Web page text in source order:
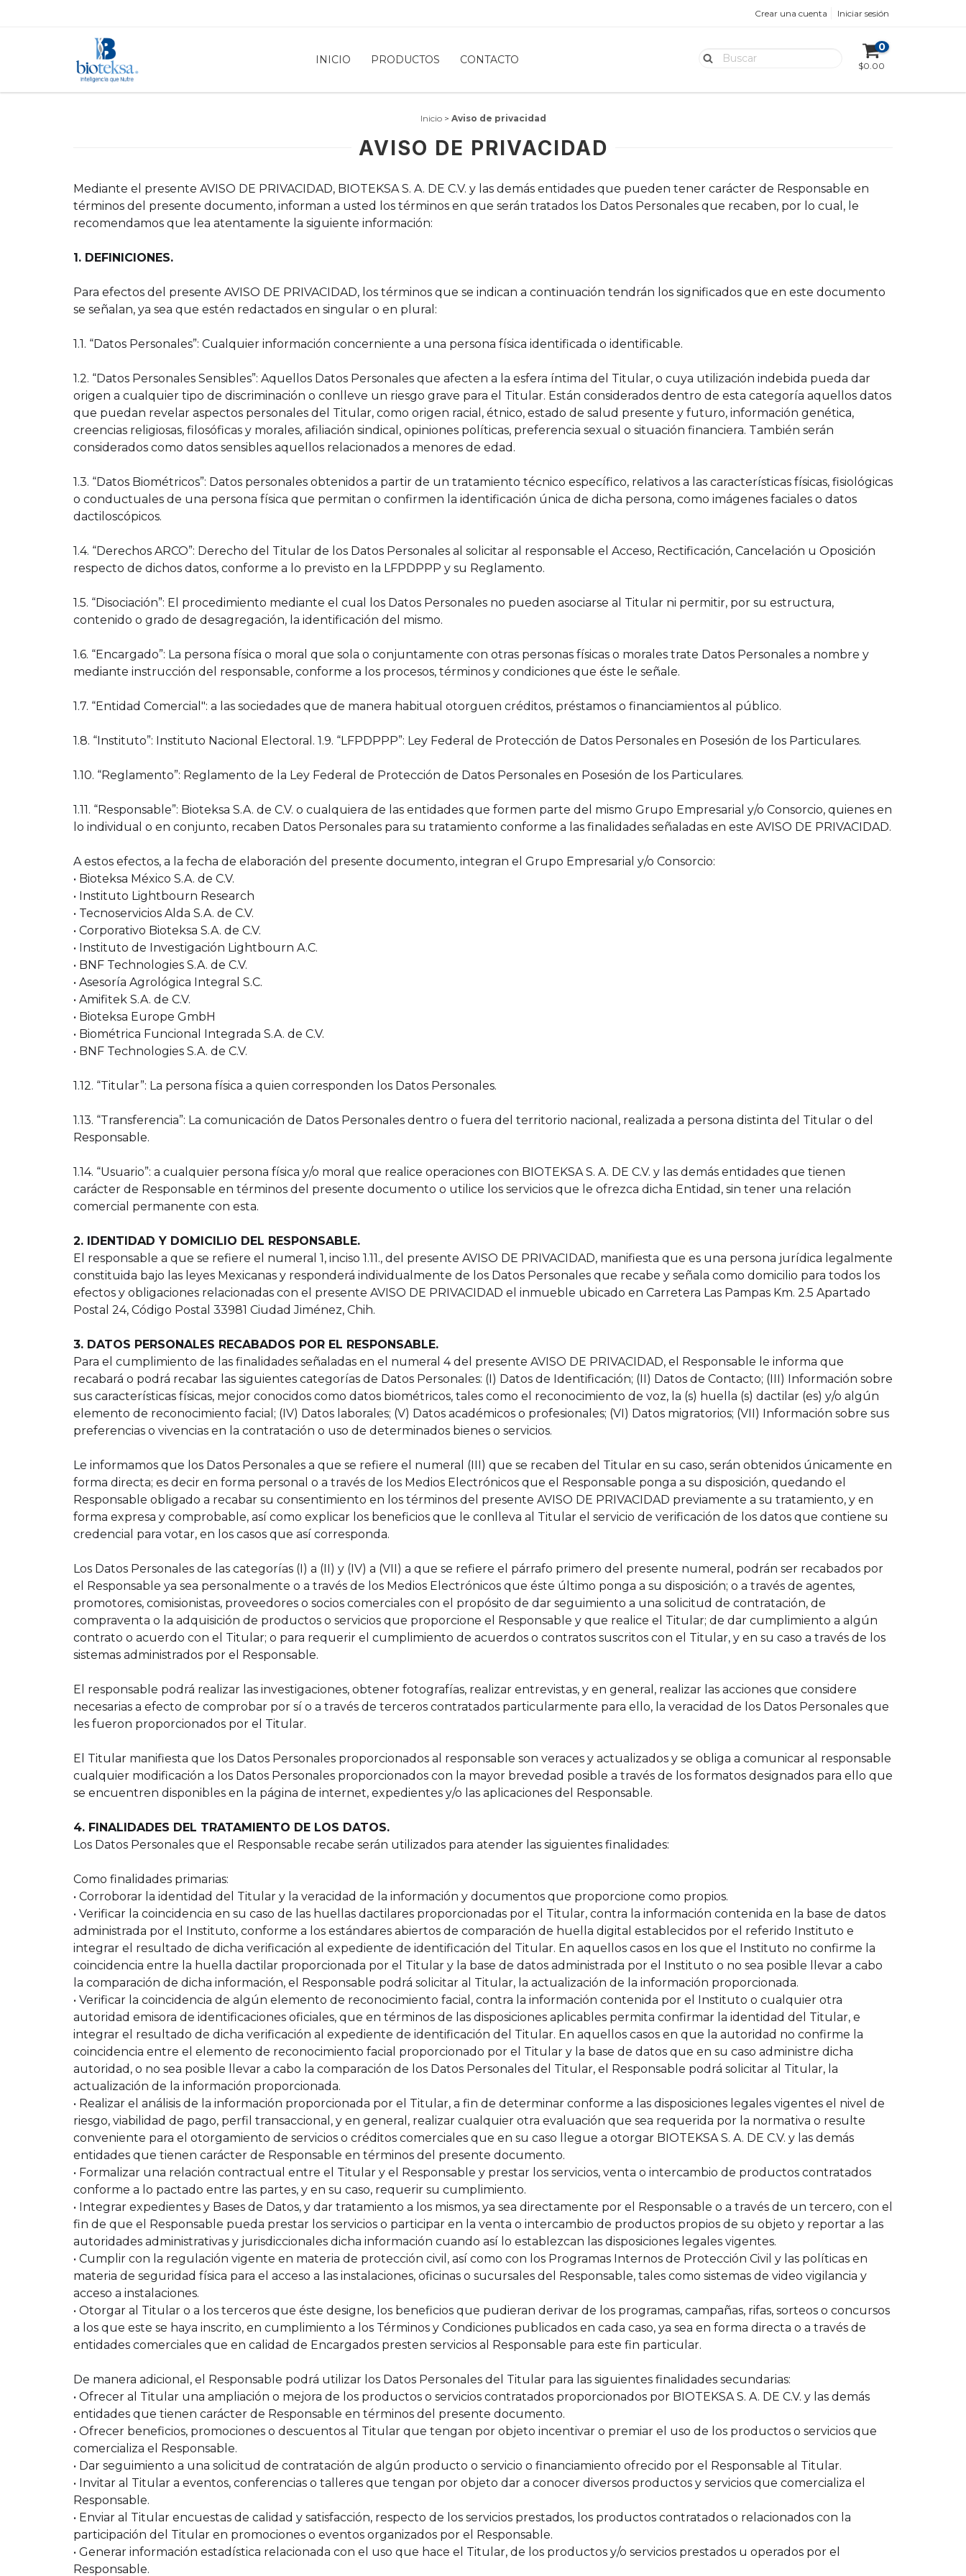
Crear una cuenta Iniciar sesión
INICIO PRODUCTOS CONTACTO
0
$0.00
Inicio > Aviso de privacidad
AVISO DE PRIVACIDAD
Mediante el presente AVISO DE PRIVACIDAD, BIOTEKSA S. A. DE C.V. y las demás entidades que pueden tener carácter de Responsable en
términos del presente documento, informan a usted los términos en que serán tratados los Datos Personales que recaben, por lo cual, le
recomendamos que lea atentamente la siguiente información:
1. DEFINICIONES.
Para efectos del presente AVISO DE PRIVACIDAD, los términos que se indican a continuación tendrán los significados que en este documento
se señalan, ya sea que estén redactados en singular o en plural:
1.1. “Datos Personales”: Cualquier información concerniente a una persona física identificada o identificable.
1.2. “Datos Personales Sensibles”: Aquellos Datos Personales que afecten a la esfera íntima del Titular, o cuya utilización indebida pueda dar
origen a cualquier tipo de discriminación o conlleve un riesgo grave para el Titular. Están considerados dentro de esta categoría aquellos datos
que puedan revelar aspectos personales del Titular, como origen racial, étnico, estado de salud presente y futuro, información genética,
creencias religiosas, filosóficas y morales, afiliación sindical, opiniones políticas, preferencia sexual o situación financiera. También serán
considerados como datos sensibles aquellos relacionados a menores de edad.
1.3. “Datos Biométricos”: Datos personales obtenidos a partir de un tratamiento técnico específico, relativos a las características físicas, fisiológicas
o conductuales de una persona física que permitan o confirmen la identificación única de dicha persona, como imágenes faciales o datos
dactiloscópicos.
1.4. “Derechos ARCO”: Derecho del Titular de los Datos Personales al solicitar al responsable el Acceso, Rectificación, Cancelación u Oposición
respecto de dichos datos, conforme a lo previsto en la LFPDPPP y su Reglamento.
1.5. “Disociación”: El procedimiento mediante el cual los Datos Personales no pueden asociarse al Titular ni permitir, por su estructura,
contenido o grado de desagregación, la identificación del mismo.
1.6. “Encargado”: La persona física o moral que sola o conjuntamente con otras personas físicas o morales trate Datos Personales a nombre y
mediante instrucción del responsable, conforme a los procesos, términos y condiciones que éste le señale.
1.7. “Entidad Comercial": a las sociedades que de manera habitual otorguen créditos, préstamos o financiamientos al público.
1.8. “Instituto”: Instituto Nacional Electoral. 1.9. “LFPDPPP”: Ley Federal de Protección de Datos Personales en Posesión de los Particulares.
1.10. “Reglamento”: Reglamento de la Ley Federal de Protección de Datos Personales en Posesión de los Particulares.
1.11. “Responsable”: Bioteksa S.A. de C.V. o cualquiera de las entidades que formen parte del mismo Grupo Empresarial y/o Consorcio, quienes en
lo individual o en conjunto, recaben Datos Personales para su tratamiento conforme a las finalidades señaladas en este AVISO DE PRIVACIDAD.
A estos efectos, a la fecha de elaboración del presente documento, integran el Grupo Empresarial y/o Consorcio:
• Bioteksa México S.A. de C.V.
• Instituto Lightbourn Research
• Tecnoservicios Alda S.A. de C.V.
• Corporativo Bioteksa S.A. de C.V.
• Instituto de Investigación Lightbourn A.C.
• BNF Technologies S.A. de C.V.
• Asesoría Agrológica Integral S.C.
• Amifitek S.A. de C.V.
• Bioteksa Europe GmbH
• Biométrica Funcional Integrada S.A. de C.V.
• BNF Technologies S.A. de C.V.
1.12. “Titular”: La persona física a quien corresponden los Datos Personales.
1.13. “Transferencia”: La comunicación de Datos Personales dentro o fuera del territorio nacional, realizada a persona distinta del Titular o del
Responsable.
1.14. “Usuario”: a cualquier persona física y/o moral que realice operaciones con BIOTEKSA S. A. DE C.V. y las demás entidades que tienen
carácter de Responsable en términos del presente documento o utilice los servicios que le ofrezca dicha Entidad, sin tener una relación
comercial permanente con esta.
2. IDENTIDAD Y DOMICILIO DEL RESPONSABLE.
El responsable a que se refiere el numeral 1, inciso 1.11., del presente AVISO DE PRIVACIDAD, manifiesta que es una persona jurídica legalmente
constituida bajo las leyes Mexicanas y responderá individualmente de los Datos Personales que recabe y señala como domicilio para todos los
efectos y obligaciones relacionadas con el presente AVISO DE PRIVACIDAD el inmueble ubicado en Carretera Las Pampas Km. 2.5 Apartado
Postal 24, Código Postal 33981 Ciudad Jiménez, Chih.
3. DATOS PERSONALES RECABADOS POR EL RESPONSABLE.
Para el cumplimiento de las finalidades señaladas en el numeral 4 del presente AVISO DE PRIVACIDAD, el Responsable le informa que
recabará o podrá recabar las siguientes categorías de Datos Personales: (I) Datos de Identificación; (II) Datos de Contacto; (III) Información sobre
sus características físicas, mejor conocidos como datos biométricos, tales como el reconocimiento de voz, la (s) huella (s) dactilar (es) y/o algún
elemento de reconocimiento facial; (IV) Datos laborales; (V) Datos académicos o profesionales; (VI) Datos migratorios; (VII) Información sobre sus
preferencias o vivencias en la contratación o uso de determinados bienes o servicios.
Le informamos que los Datos Personales a que se refiere el numeral (III) que se recaben del Titular en su caso, serán obtenidos únicamente en
forma directa; es decir en forma personal o a través de los Medios Electrónicos que el Responsable ponga a su disposición, quedando el
Responsable obligado a recabar su consentimiento en los términos del presente AVISO DE PRIVACIDAD previamente a su tratamiento, y en
forma expresa y comprobable, así como explicar los beneficios que le conlleva al Titular el servicio de verificación de los datos que contiene su
credencial para votar, en los casos que así corresponda.
Los Datos Personales de las categorías (I) a (II) y (IV) a (VII) a que se refiere el párrafo primero del presente numeral, podrán ser recabados por
el Responsable ya sea personalmente o a través de los Medios Electrónicos que éste último ponga a su disposición; o a través de agentes,
promotores, comisionistas, proveedores o socios comerciales con el propósito de dar seguimiento a una solicitud de contratación, de
compraventa o la adquisición de productos o servicios que proporcione el Responsable y que realice el Titular; de dar cumplimiento a algún
contrato o acuerdo con el Titular; o para requerir el cumplimiento de acuerdos o contratos suscritos con el Titular, y en su caso a través de los
sistemas administrados por el Responsable.
El responsable podrá realizar las investigaciones, obtener fotografías, realizar entrevistas, y en general, realizar las acciones que considere
necesarias a efecto de comprobar por sí o a través de terceros contratados particularmente para ello, la veracidad de los Datos Personales que
les fueron proporcionados por el Titular.
El Titular manifiesta que los Datos Personales proporcionados al responsable son veraces y actualizados y se obliga a comunicar al responsable
cualquier modificación a los Datos Personales proporcionados con la mayor brevedad posible a través de los formatos designados para ello que
se encuentren disponibles en la página de internet, expedientes y/o las aplicaciones del Responsable.
4. FINALIDADES DEL TRATAMIENTO DE LOS DATOS.
Los Datos Personales que el Responsable recabe serán utilizados para atender las siguientes finalidades:
Como finalidades primarias:
• Corroborar la identidad del Titular y la veracidad de la información y documentos que proporcione como propios.
• Verificar la coincidencia en su caso de las huellas dactilares proporcionadas por el Titular, contra la información contenida en la base de datos
administrada por el Instituto, conforme a los estándares abiertos de comparación de huella digital establecidos por el referido Instituto e
integrar el resultado de dicha verificación al expediente de identificación del Titular. En aquellos casos en los que el Instituto no confirme la
coincidencia entre la huella dactilar proporcionada por el Titular y la base de datos administrada por el Instituto o no sea posible llevar a cabo
la comparación de dicha información, el Responsable podrá solicitar al Titular, la actualización de la información proporcionada.
• Verificar la coincidencia de algún elemento de reconocimiento facial, contra la información contenida por el Instituto o cualquier otra
autoridad emisora de identificaciones oficiales, que en términos de las disposiciones aplicables permita confirmar la identidad del Titular, e
integrar el resultado de dicha verificación al expediente de identificación del Titular. En aquellos casos en que la autoridad no confirme la
coincidencia entre el elemento de reconocimiento facial proporcionado por el Titular y la base de datos que en su caso administre dicha
autoridad, o no sea posible llevar a cabo la comparación de los Datos Personales del Titular, el Responsable podrá solicitar al Titular, la
actualización de la información proporcionada.
• Realizar el análisis de la información proporcionada por el Titular, a fin de determinar conforme a las disposiciones legales vigentes el nivel de
riesgo, viabilidad de pago, perfil transaccional, y en general, realizar cualquier otra evaluación que sea requerida por la normativa o resulte
conveniente para el otorgamiento de servicios o créditos comerciales que en su caso llegue a otorgar BIOTEKSA S. A. DE C.V. y las demás
entidades que tienen carácter de Responsable en términos del presente documento.
• Formalizar una relación contractual entre el Titular y el Responsable y prestar los servicios, venta o intercambio de productos contratados
conforme a lo pactado entre las partes, y en su caso, requerir su cumplimiento.
• Integrar expedientes y Bases de Datos, y dar tratamiento a los mismos, ya sea directamente por el Responsable o a través de un tercero, con el
fin de que el Responsable pueda prestar los servicios o participar en la venta o intercambio de productos propios de su objeto y reportar a las
autoridades administrativas y jurisdiccionales dicha información cuando así lo establezcan las disposiciones legales vigentes.
• Cumplir con la regulación vigente en materia de protección civil, así como con los Programas Internos de Protección Civil y las políticas en
materia de seguridad física para el acceso a las instalaciones, oficinas o sucursales del Responsable, tales como sistemas de video vigilancia y
acceso a instalaciones.
• Otorgar al Titular o a los terceros que éste designe, los beneficios que pudieran derivar de los programas, campañas, rifas, sorteos o concursos
a los que este se haya inscrito, en cumplimiento a los Términos y Condiciones publicados en cada caso, ya sea en forma directa o a través de
entidades comerciales que en calidad de Encargados presten servicios al Responsable para este fin particular.
De manera adicional, el Responsable podrá utilizar los Datos Personales del Titular para las siguientes finalidades secundarias:
• Ofrecer al Titular una ampliación o mejora de los productos o servicios contratados proporcionados por BIOTEKSA S. A. DE C.V. y las demás
entidades que tienen carácter de Responsable en términos del presente documento.
• Ofrecer beneficios, promociones o descuentos al Titular que tengan por objeto incentivar o premiar el uso de los productos o servicios que
comercializa el Responsable.
• Dar seguimiento a una solicitud de contratación de algún producto o servicio o financiamiento ofrecido por el Responsable al Titular.
• Invitar al Titular a eventos, conferencias o talleres que tengan por objeto dar a conocer diversos productos y servicios que comercializa el
Responsable.
• Enviar al Titular encuestas de calidad y satisfacción, respecto de los servicios prestados, los productos contratados o relacionados con la
participación del Titular en promociones o eventos organizados por el Responsable.
• Generar información estadística relacionada con el uso que hace el Titular, de los productos y/o servicios prestados u operados por el
Responsable.